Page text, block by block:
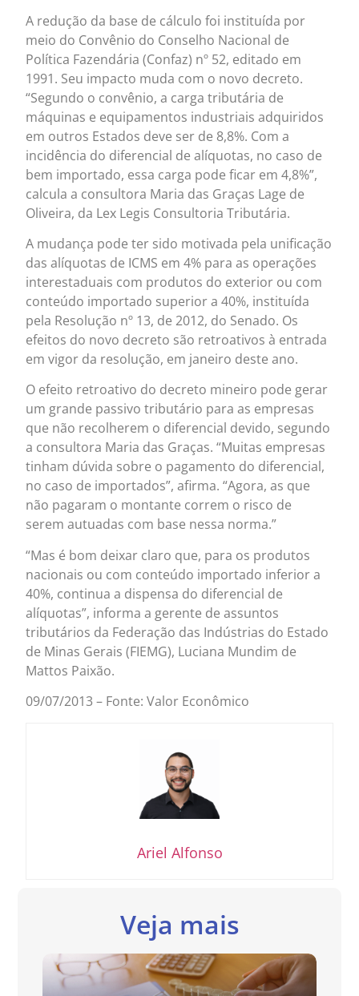
A redução da base de cálculo foi instituída por
meio do Convênio do Conselho Nacional de
Política Fazendária (Confaz) nº 52, editado em
1991. Seu impacto muda com o novo decreto.
“Segundo o convênio, a carga tributária de
máquinas e equipamentos industriais adquiridos
em outros Estados deve ser de 8,8%. Com a
incidência do diferencial de alíquotas, no caso de
bem importado, essa carga pode ficar em 4,8%”,
calcula a consultora Maria das Graças Lage de
Oliveira, da Lex Legis Consultoria Tributária.
A mudança pode ter sido motivada pela unificação
das alíquotas de ICMS em 4% para as operações
interestaduais com produtos do exterior ou com
conteúdo importado superior a 40%, instituída
pela Resolução nº 13, de 2012, do Senado. Os
efeitos do novo decreto são retroativos à entrada
em vigor da resolução, em janeiro deste ano.
O efeito retroativo do decreto mineiro pode gerar
um grande passivo tributário para as empresas
que não recolherem o diferencial devido, segundo
a consultora Maria das Graças. “Muitas empresas
tinham dúvida sobre o pagamento do diferencial,
no caso de importados”, afirma. “Agora, as que
não pagaram o montante correm o risco de
serem autuadas com base nessa norma.”
“Mas é bom deixar claro que, para os produtos
nacionais ou com conteúdo importado inferior a
40%, continua a dispensa do diferencial de
alíquotas”, informa a gerente de assuntos
tributários da Federação das Indústrias do Estado
de Minas Gerais (FIEMG), Luciana Mundim de
Mattos Paixão.
09/07/2013 – Fonte: Valor Econômico
Ariel Alfonso
Veja mais